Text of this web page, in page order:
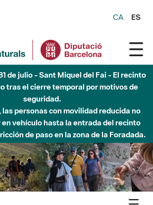
CA ES
de 2026 - Parque Fluvial Besós -
cauce del Parque Fluvial del Besòs debido
de una pasarela sobre el río